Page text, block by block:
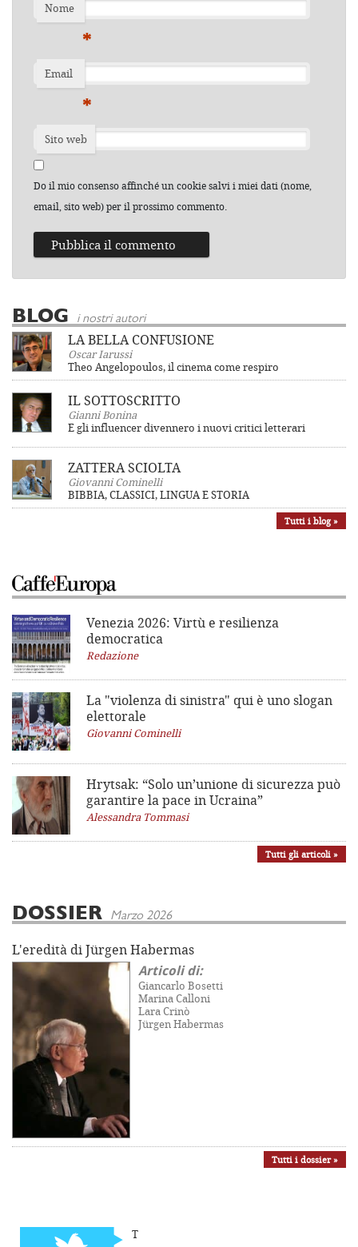
Nome
*
Email
*
Sito web
Do il mio consenso affinché un cookie salvi i miei dati (nome,
email, sito web) per il prossimo commento.
BLOG i nostri autori
LA BELLA CONFUSIONE
Oscar Iarussi
Theo Angelopoulos, il cinema come respiro
IL SOTTOSCRITTO
Gianni Bonina
E gli influencer divennero i nuovi critici letterari
ZATTERA SCIOLTA
Giovanni Cominelli
BIBBIA, CLASSICI, LINGUA E STORIA
Tutti i blog »
Venezia 2026: Virtù e resilienza
democratica
Redazione
La "violenza di sinistra" qui è uno slogan
elettorale
Giovanni Cominelli
Hrytsak: “Solo un’unione di sicurezza può
garantire la pace in Ucraina”
Alessandra Tommasi
Tutti gli articoli »
DOSSIER Marzo 2026
L'eredità di Jürgen Habermas
Articoli di:
Giancarlo Bosetti
Marina Calloni
Lara Crinò
Jürgen Habermas
Tutti i dossier »
T